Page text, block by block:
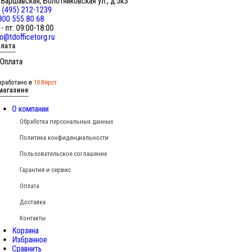
(495) 212-1239
555 80 68
пт: 09:00-18:00
в 10 Вёрст
О компании
Обработка персональных данных
Политика конфиденциальности
Пользовательское соглашение
Гарантия и сервис
Оплата
Доставка
Контакты
Корзина
Избранное
Сравнить